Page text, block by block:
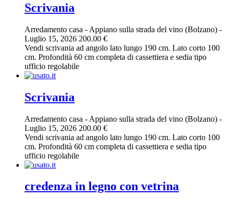
Scrivania
Arredamento casa - Appiano sulla strada del vino (Bolzano) -
Luglio 15, 2026 200.00 €
Vendi scrivania ad angolo lato lungo 190 cm. Lato corto 100
cm. Profondità 60 cm completa di cassettiera e sedia tipo
ufficio regolabile
Scrivania
Arredamento casa - Appiano sulla strada del vino (Bolzano) -
Luglio 15, 2026 200.00 €
Vendi scrivania ad angolo lato lungo 190 cm. Lato corto 100
cm. Profondità 60 cm completa di cassettiera e sedia tipo
ufficio regolabile
credenza in legno con vetrina